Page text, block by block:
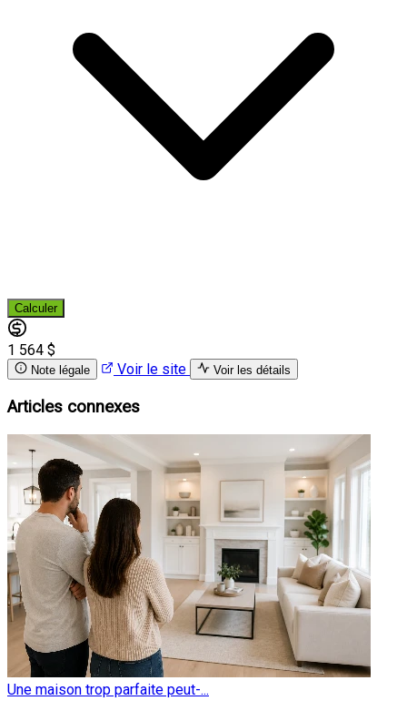
Calculer
1 564 $
Note légale Voir le site Voir les détails
Articles connexes
Une maison trop parfaite peut-...